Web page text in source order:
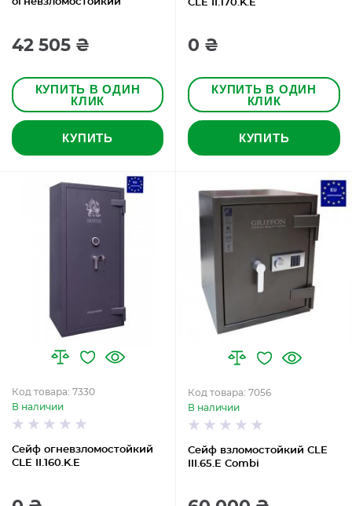
42 505 ₴
КУПИТЬ В ОДИН
КЛИК
КУПИТЬ
CLE II.170.K.E
0 ₴
КУПИТЬ В ОДИН
КЛИК
КУПИТЬ
Сейф огневзломостойкий
CLE II.160.K.E
Код товара: 7330
В наличии
Сейф взломостойкий CLE
III.65.E Combi
Код товара: 7056
В наличии